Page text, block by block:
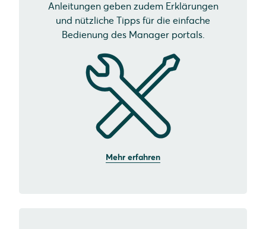
Anleitungen geben zudem Erklärungen
und nützliche Tipps für die einfache
Bedienung des Manager portals.
Mehr erfahren